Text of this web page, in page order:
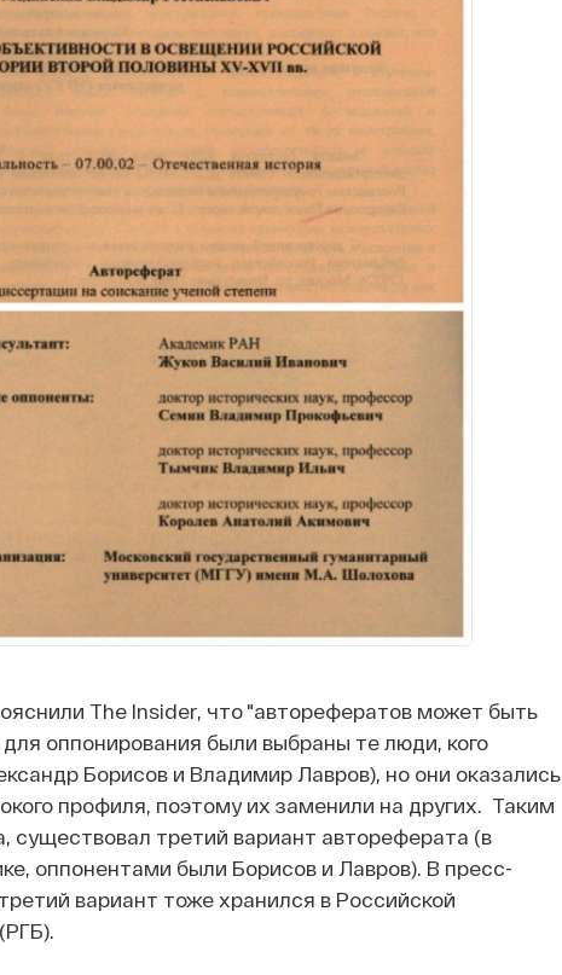
The Insider, что "авторефератов может быть
для оппонирования были выбраны те люди, кого
Борисов и Владимир Лавров), но они оказались
профиля, поэтому их заменили на других. Таким
существовал третий вариант автореферата (в
оппонентами были Борисов и Лавров). В пресс-
вариант тоже хранился в Российской